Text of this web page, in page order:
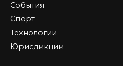
События
Спорт
Технологии
Юрисдикции